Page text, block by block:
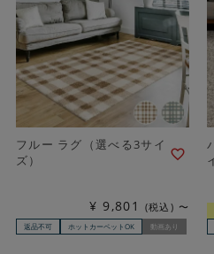
フルー ラグ（選べる3サイ
ズ）
¥ 9,801 税込 〜
返品不可 ホットカーペットOK 動画あり